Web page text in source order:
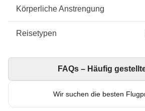
Körperliche Anstrengung
Reisetypen
Wir suchen die besten
FAQs – Häufig